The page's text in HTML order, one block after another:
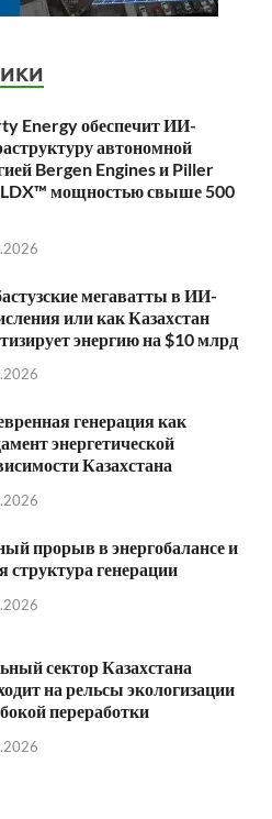
Energy обеспечит ИИ-
автономной
Bergen Engines и Piller
мощностью свыше 500
мегаватты в ИИ-
или как Казахстан
энергию на $10 млрд
генерация как
энергетической
Казахстана
прорыв в энергобалансе и
структура генерации
сектор Казахстана
на рельсы экологизации
переработки